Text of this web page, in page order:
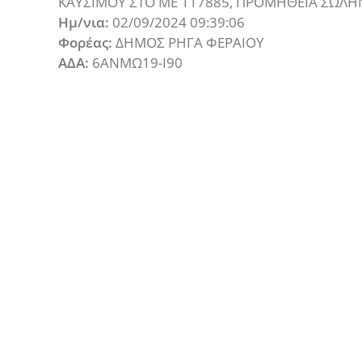
Ημ/νια: 02/09/2024 09:39:06
Φορέας: ΔΗΜΟΣ ΡΗΓΑ ΦΕΡΑΙΟΥ
ΑΔΑ: 6ΑΝΜΩ19-Ι90